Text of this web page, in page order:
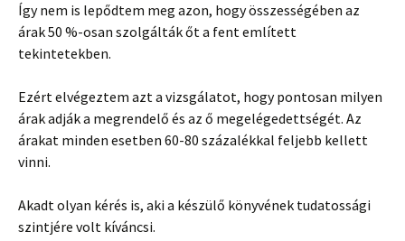
Így nem is lepődtem meg azon, hogy összességében az
árak 50 %-osan szolgálták őt a fent említett
tekintetekben.
Ezért elvégeztem azt a vizsgálatot, hogy pontosan milyen
árak adják a megrendelő és az ő megelégedettségét. Az
árakat minden esetben 60-80 százalékkal feljebb kellett
vinni.
Akadt olyan kérés is, aki a készülő könyvének tudatossági
szintjére volt kíváncsi.